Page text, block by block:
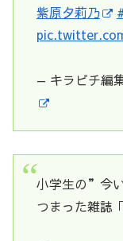
紫原夕莉乃
— キラピチ編
小学生の”今
つまった雑誌